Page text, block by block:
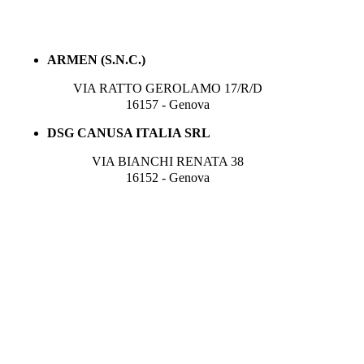
ARMEN (S.N.C.)
VIA RATTO GEROLAMO 17/R/D
16157 - Genova
DSG CANUSA ITALIA SRL
VIA BIANCHI RENATA 38
16152 - Genova